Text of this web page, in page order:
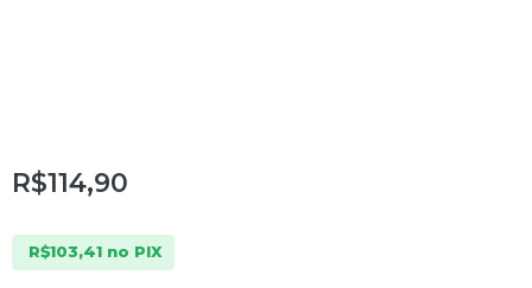
R$114,90
R$103,41 no PIX